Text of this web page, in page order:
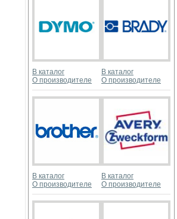
В каталог
О производителе
В каталог
О производителе
В каталог
О производителе
В каталог
О производителе